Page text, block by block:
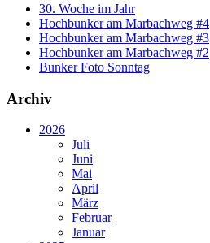
30. Woche im Jahr
Hochbunker am Marbachweg #4
Hochbunker am Marbachweg #3
Hochbunker am Marbachweg #2
Bunker Foto Sonntag
Archiv
2026
Juli
Juni
Mai
April
März
Februar
Januar